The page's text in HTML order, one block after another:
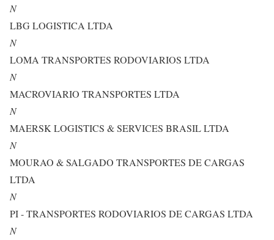
N
LBG LOGISTICA LTDA
N
LOMA TRANSPORTES RODOVIARIOS LTDA
N
MACROVIARIO TRANSPORTES LTDA
N
MAERSK LOGISTICS & SERVICES BRASIL LTDA
N
MOURAO & SALGADO TRANSPORTES DE CARGAS
LTDA
N
PI - TRANSPORTES RODOVIARIOS DE CARGAS LTDA
N